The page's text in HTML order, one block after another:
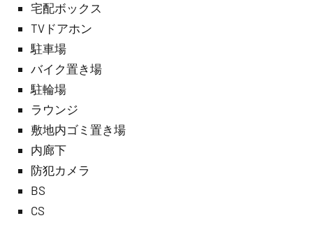
宅配ボックス
TVドアホン
駐車場
バイク置き場
駐輪場
ラウンジ
敷地内ゴミ置き場
内廊下
防犯カメラ
BS
CS